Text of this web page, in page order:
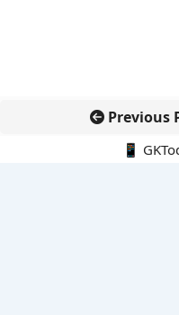
Previous
📱